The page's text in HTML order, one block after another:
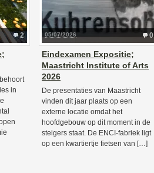
2
in
0
05/07/2026
Eindexamen Expositie;
Maastricht Institute of Arts
2026
De presentaties van Maastricht
vinden dit jaar plaats op een
externe locatie omdat het
hoofdgebouw op dit moment in de
steigers staat. De ENCI-fabriek ligt
op een kwartiertje fietsen van […]